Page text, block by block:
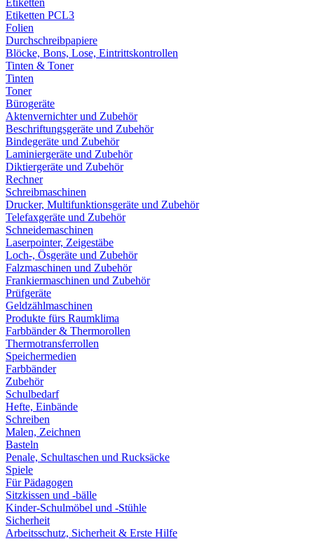
Etiketten
Etiketten PCL3
Folien
Durchschreibpapiere
Blöcke, Bons, Lose, Eintrittskontrollen
Tinten & Toner
Tinten
Toner
Bürogeräte
Aktenvernichter und Zubehör
Beschriftungsgeräte und Zubehör
Bindegeräte und Zubehör
Laminiergeräte und Zubehör
Diktiergeräte und Zubehör
Rechner
Schreibmaschinen
Drucker, Multifunktionsgeräte und Zubehör
Telefaxgeräte und Zubehör
Schneidemaschinen
Laserpointer, Zeigestäbe
Loch-, Ösgeräte und Zubehör
Falzmaschinen und Zubehör
Frankiermaschinen und Zubehör
Prüfgeräte
Geldzählmaschinen
Produkte fürs Raumklima
Farbbänder & Thermorollen
Thermotransferrollen
Speichermedien
Farbbänder
Zubehör
Schulbedarf
Hefte, Einbände
Schreiben
Malen, Zeichnen
Basteln
Penale, Schultaschen und Rucksäcke
Spiele
Für Pädagogen
Sitzkissen und -bälle
Kinder-Schulmöbel und -Stühle
Sicherheit
Arbeitsschutz, Sicherheit & Erste Hilfe